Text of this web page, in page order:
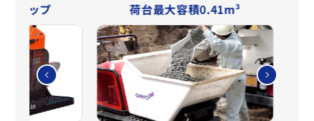
ステップ 荷台最大容積0.41m³